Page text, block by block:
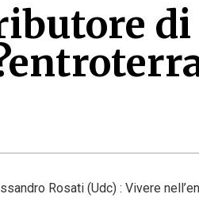
di
Rosati (Udc) : Vivere